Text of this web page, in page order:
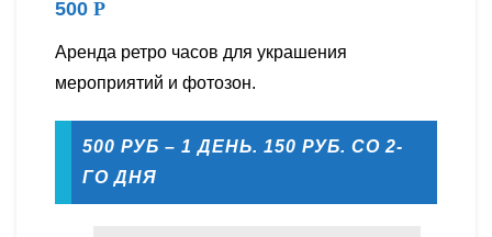
500 Р
Аренда ретро часов для украшения
мероприятий и фотозон.
500 РУБ – 1 ДЕНЬ. 150 РУБ. СО 2-
ГО ДНЯ